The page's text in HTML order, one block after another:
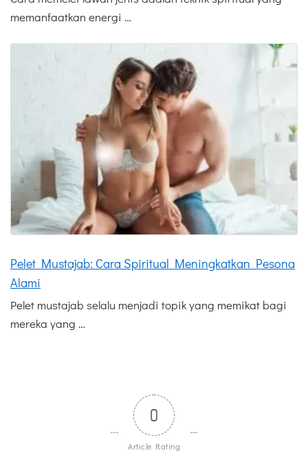
memanfaatkan energi …
Pelet Mustajab: Cara Spiritual Meningkatkan Pesona
Alami
Pelet mustajab selalu menjadi topik yang memikat bagi
mereka yang …
0
Article Rating